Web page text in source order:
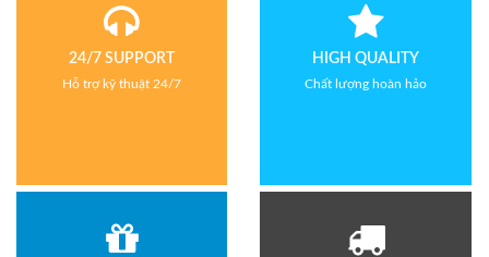
24/7 SUPPORT
Hỗ trợ kỹ thuật 24/7
HIGH QUALITY
Chất lượng hoàn hảo